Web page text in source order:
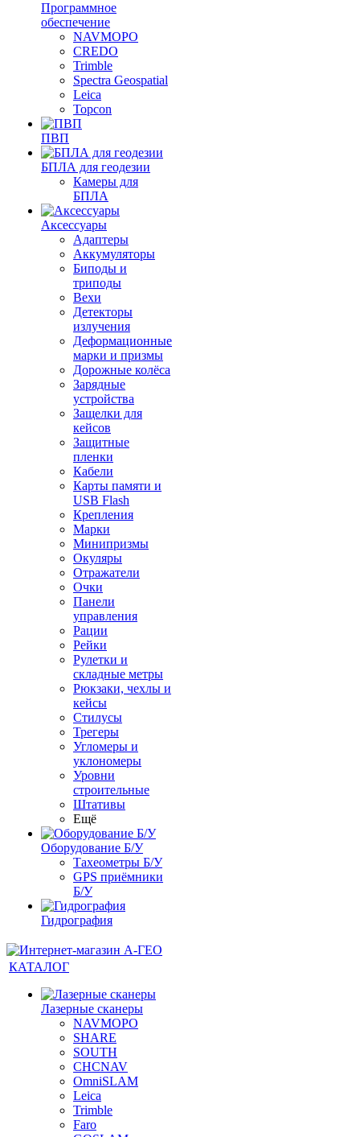
Программное
обеспечение
NAVMOPO
CREDO
Trimble
Spectra Geospatial
Leica
Topcon
ПВП
БПЛА для геодезии
Камеры для
БПЛА
Аксессуары
Адаптеры
Аккумуляторы
Биподы и
триподы
Вехи
Детекторы
излучения
Деформационные
марки и призмы
Дорожные колёса
Зарядные
устройства
Защелки для
кейсов
Защитные
пленки
Кабели
Карты памяти и
USB Flash
Крепления
Марки
Минипризмы
Окуляры
Отражатели
Очки
Панели
управления
Рации
Рейки
Рулетки и
складные метры
Рюкзаки, чехлы и
кейсы
Стилусы
Трегеры
Угломеры и
уклономеры
Уровни
строительные
Штативы
Ещё
Оборудование Б/У
Тахеометры Б/У
GPS приёмники
Б/У
Гидрография
КАТАЛОГ
Лазерные сканеры
NAVMOPO
SHARE
SOUTH
CHCNAV
OmniSLAM
Leica
Trimble
Faro